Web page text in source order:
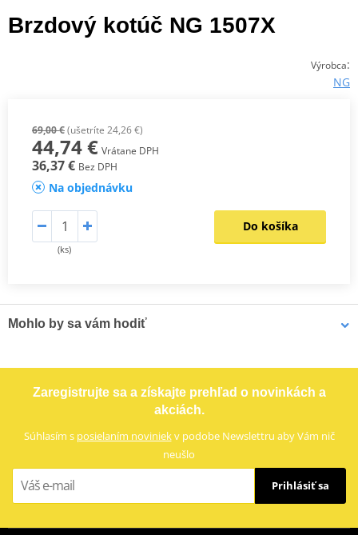
Brzdový kotúč NG 1507X
Výrobca:
NG
69,00 €(ušetríte 24,26 €)
44,74 € Vrátane DPH
36,37 € Bez DPH
Na objednávku
(ks)
Do košíka
Mohlo by sa vám hodiť
Zaregistrujte sa a získajte prehľad o novinkách a
akciách.
Súhlasím s posielaním noviniekv podobe Newslettru aby Vám nič
neušlo
Prihlásiť sa